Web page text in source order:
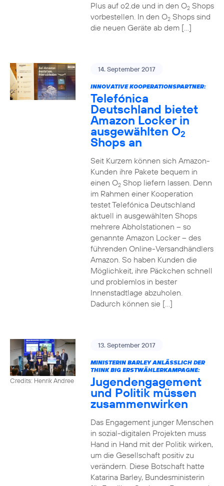
Plus auf o2.de und in den O2Shops
vorbestellen. In den O2Shops sind
die neuen Geräte ab dem […]
14. September 2017
INNOVATIVE KOOPERATIONSPARTNER:
Telefónica
Deutschland bietet
Amazon Locker in
ausgewählten O2
Shops an
Seit Kurzem können sich Amazon-
Kunden ihre Pakete bequem in
einen O2Shop liefern lassen. Denn
im Rahmen einer Kooperation
testet Telefónica Deutschland
aktuell in ausgewählten Shops
mehrere Abholstationen – so
genannte Amazon Locker – des
führenden Online-Versandhändlers
Amazon. So haben Kunden die
Möglichkeit, ihre Päckchen schnell
und problemlos in bester
Innenstadtlage abzuholen.
Dadurch können sie […]
Credits: Henrik Andree
13. September 2017
MINISTERIN BARLEY ANLÄSSLICH DER
THINK BIG ERSTWÄHLERKAMPAGNE:
Jugendengagement
und Politik müssen
zusammenwirken
Das Engagement junger Menschen
in sozial-digitalen Projekten muss
Hand in Hand mit der Politik wirken,
um die Gesellschaft positiv zu
verändern. Diese Botschaft hatte
Katarina Barley, Bundesministerin